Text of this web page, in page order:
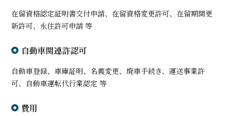
在留資格認定証明書交付申請、在留資格変更許可、在留期間更
新許可、永住許可申請 等
自動車関連許認可
自動車登録、車庫証明、名義変更、廃車手続き、運送事業許
可、自動車運転代行業認定 等
費用